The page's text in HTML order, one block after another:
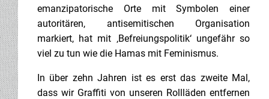
emanzipatorische Orte mit Symbolen einer
autoritären, antisemitischen Organisation
markiert, hat mit ‚Befreiungspolitik‘ ungefähr so
viel zu tun wie die Hamas mit Feminismus.
In über zehn Jahren ist es erst das zweite Mal,
dass wir Graffiti von unseren Rollläden entfernen